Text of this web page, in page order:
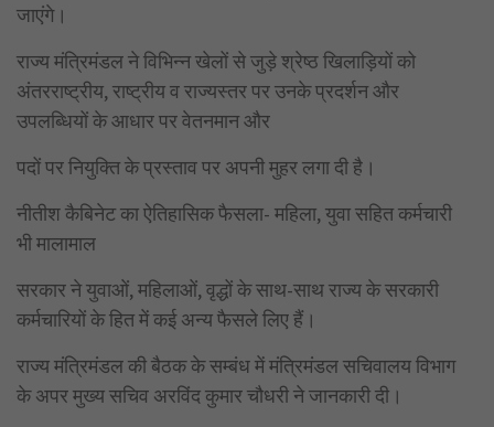
जाएंगे।
राज्य मंत्रिमंडल ने विभिन्न खेलों से जुड़े श्रेष्ठ खिलाड़ियों को
अंतरराष्ट्रीय, राष्ट्रीय व राज्यस्तर पर उनके प्रदर्शन और
उपलब्धियों के आधार पर वेतनमान और
पदों पर नियुक्ति के प्रस्ताव पर अपनी मुहर लगा दी है।
नीतीश कैबिनेट का ऐतिहासिक फैसला- महिला, युवा सहित कर्मचारी
भी मालामाल
सरकार ने युवाओं, महिलाओं, वृद्धों के साथ-साथ राज्य के सरकारी
कर्मचारियों के हित में कई अन्य फैसले लिए हैं।
राज्य मंत्रिमंडल की बैठक के सम्बंध में मंत्रिमंडल सचिवालय विभाग
के अपर मुख्य सचिव अरविंद कुमार चौधरी ने जानकारी दी।